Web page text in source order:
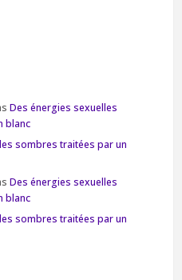
Des énergies sexuelles
blanc
sombres traitées par un
Des énergies sexuelles
blanc
sombres traitées par un